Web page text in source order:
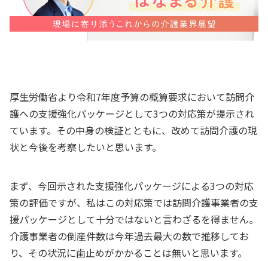
厚生労働省より令和7年度予算の概算要求において訪問介
護への支援強化パッケージとして3つの対応策が提示され
ています。その中身の検証とともに、改めて訪問介護の現
状と今後を考察したいと思います。
まず、今回示された支援強化パッケージによる3つの対応
策の評価ですが、私はこの対応策では訪問介護事業者の支
援パッケージとして十分ではないと言わざるを得ません。
介護事業者の倒産件数は今年過去最大の数で推移してお
り、その状況に歯止めがかかることは無いと思います。